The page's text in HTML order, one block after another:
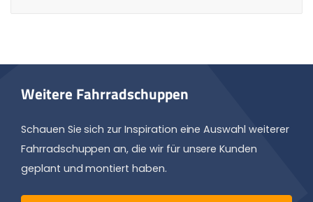
Weitere Fahrradschuppen
Schauen Sie sich zur Inspiration eine Auswahl weiterer
Fahrradschuppen an, die wir für unsere Kunden
geplant und montiert haben.